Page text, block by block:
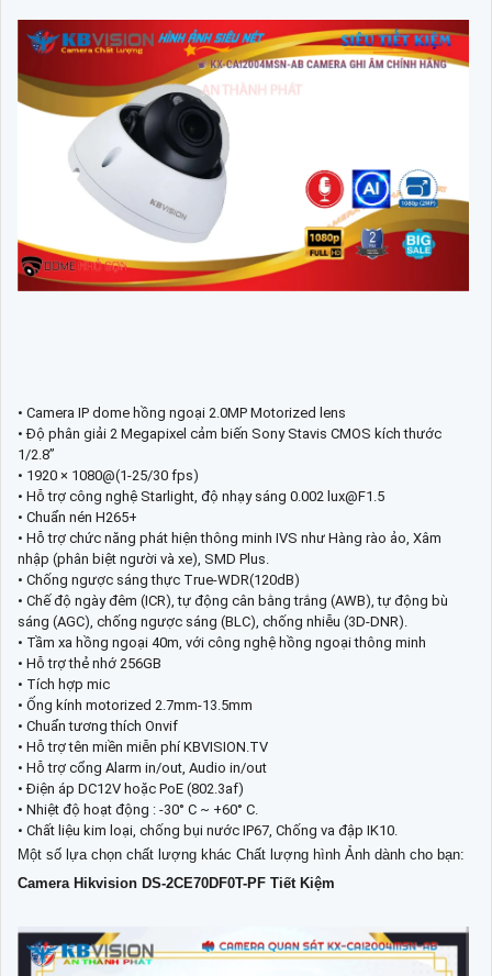
• Camera IP dome hồng ngoại 2.0MP Motorized lens
• Độ phân giải 2 Megapixel cảm biến Sony Stavis CMOS kích thước
1/2.8”
• 1920 × 1080@(1-25/30 fps)
• Hỗ trợ công nghệ Starlight, độ nhạy sáng 0.002 lux@F1.5
• Chuẩn nén H265+
• Hỗ trợ chức năng phát hiện thông minh IVS như Hàng rào ảo, Xâm
nhập (phân biệt người và xe), SMD Plus.
• Chống ngược sáng thực True-WDR(120dB)
• Chế độ ngày đêm (ICR), tự động cân bằng trắng (AWB), tự động bù
sáng (AGC), chống ngược sáng (BLC), chống nhiễu (3D-DNR).
• Tầm xa hồng ngoại 40m, với công nghệ hồng ngoại thông minh
• Hỗ trợ thẻ nhớ 256GB
• Tích hợp mic
• Ống kính motorized 2.7mm-13.5mm
• Chuẩn tương thích Onvif
• Hỗ trợ tên miền miễn phí KBVISION.TV
• Hỗ trợ cổng Alarm in/out, Audio in/out
• Điện áp DC12V hoặc PoE (802.3af)
• Nhiệt độ hoạt động : -30° C ~ +60° C.
• Chất liệu kim loại, chống bụi nước IP67, Chống va đập IK10.
Một số lựa chọn chất lượng khác Chất lượng hình Ảnh dành cho bạn:
Camera Hikvision DS-2CE70DF0T-PF Tiết Kiệm